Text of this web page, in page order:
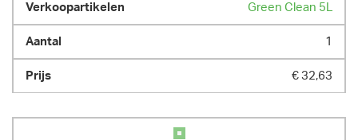
Green Clean 5L
1
€ 32,63